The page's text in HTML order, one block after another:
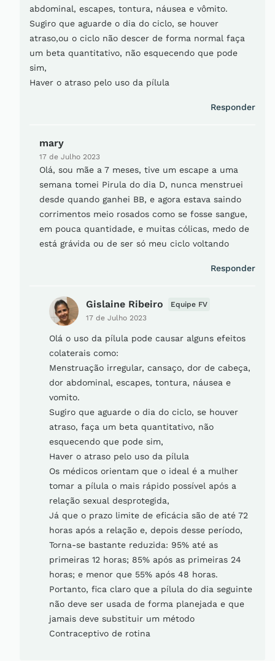
abdominal, escapes, tontura, náusea e vômito.
Sugiro que aguarde o dia do ciclo, se houver
atraso,ou o ciclo não descer de forma normal faça
um beta quantitativo, não esquecendo que pode
sim,
Haver o atraso pelo uso da pílula
Responder
mary
17 de Julho 2023
Olá, sou mãe a 7 meses, tive um escape a uma
semana tomei Pirula do dia D, nunca menstruei
desde quando ganhei BB, e agora estava saindo
corrimentos meio rosados como se fosse sangue,
em pouca quantidade, e muitas cólicas, medo de
está grávida ou de ser só meu ciclo voltando
Responder
Gislaine Ribeiro
17 de Julho 2023
Equipe FV
Olá o uso da pílula pode causar alguns efeitos
colaterais como:
Menstruação irregular, cansaço, dor de cabeça,
dor abdominal, escapes, tontura, náusea e
vomito.
Sugiro que aguarde o dia do ciclo, se houver
atraso, faça um beta quantitativo, não
esquecendo que pode sim,
Haver o atraso pelo uso da pílula
Os médicos orientam que o ideal é a mulher
tomar a pílula o mais rápido possível após a
relação sexual desprotegida,
Já que o prazo limite de eficácia são de até 72
horas após a relação e, depois desse período,
Torna-se bastante reduzida: 95% até as
primeiras 12 horas; 85% após as primeiras 24
horas; e menor que 55% após 48 horas.
Portanto, fica claro que a pílula do dia seguinte
não deve ser usada de forma planejada e que
jamais deve substituir um método
Contraceptivo de rotina